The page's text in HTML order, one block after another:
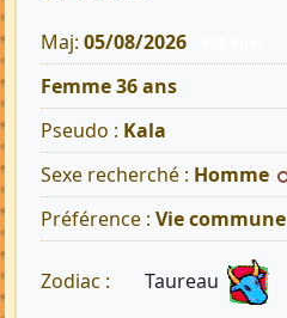
Maj: 05/08/2026
Femme 36 ans
Pseudo : Kala
Sexe recherché : Homme
Préférence : Vie commune
Zodiac : Taureau